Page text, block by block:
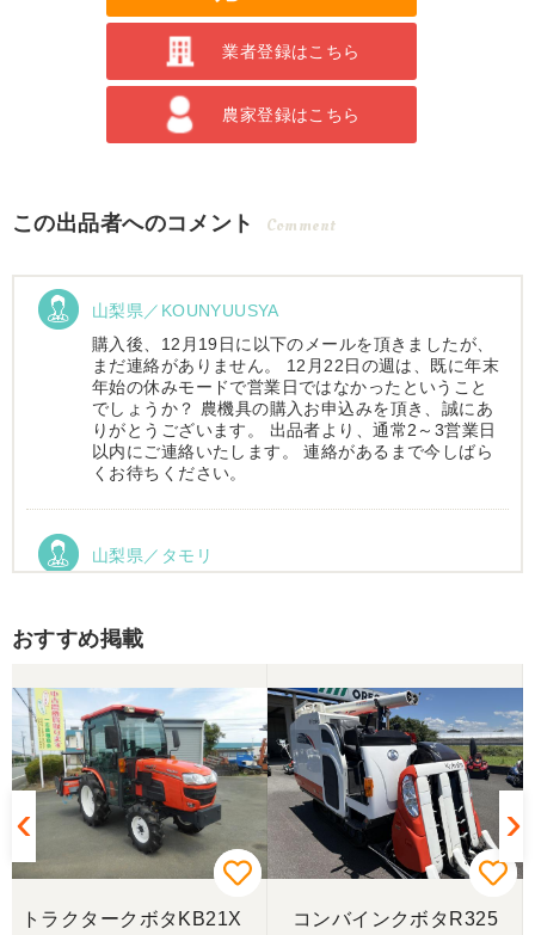
業者登録はこちら
農家登録はこちら
この出品者へのコメント Comment
山梨県／KOUNYUUSYA
購入後、12月19日に以下のメールを頂きましたが、
まだ連絡がありません。 12月22日の週は、既に年末
年始の休みモードで営業日ではなかったということ
でしょうか？ 農機具の購入お申込みを頂き、誠にあ
りがとうございます。 出品者より、通常2～3営業日
以内にご連絡いたします。 連絡があるまで今しばら
くお待ちください。
山梨県／タモリ
だきます。ありがとうございました。
山梨県／伊藤明久
引き取りに行くまでに 時間が掛かってしまって
待っていて頂き有り難うございました。
山梨県／樋野進悦
メールの返信がなかったので、残念ですが、こちら
からキャンセルのメールを送った。
おすすめ掲載
トラクタークボタKB21X
コンバインクボタR325